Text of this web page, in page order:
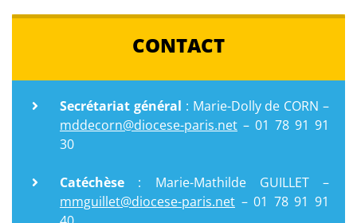
CONTACT
Secrétariat général : Marie-Dolly de CORN –
mddecorn@diocese-paris.net – 01 78 91 91
30
Catéchèse : Marie-Mathilde GUILLET –
mmguillet@diocese-paris.net – 01 78 91 91